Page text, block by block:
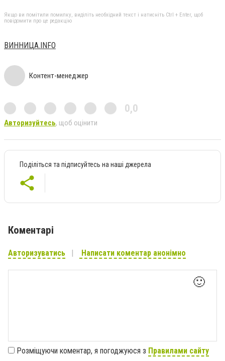
Якщо ви помітили помилку, виділіть необхідний текст і натисніть Ctrl + Enter, щоб
повідомити про це редакцію
ВИННИЦА.INFO
Контент-менеджер
0,0
Авторизуйтесь, щоб оцінити
Поділіться та підписуйтесь на наші джерела
Коментарі
Авторизуватись Написати коментар анонімно
🙂
Розміщуючи коментар, я погоджуюся з Правилами сайту